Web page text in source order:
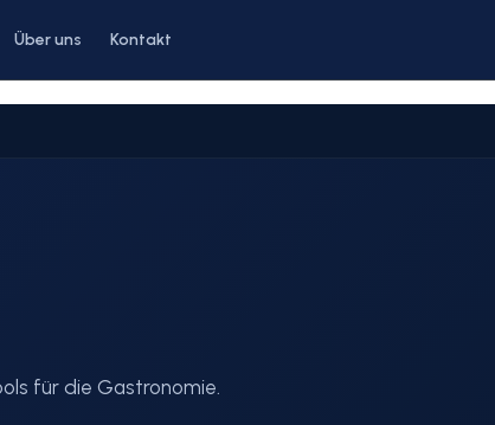
Über uns Kontakt
für die Gastronomie.